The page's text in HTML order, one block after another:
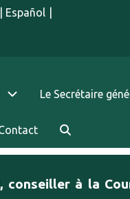
Español
Le Secrétaire
conseiller à la